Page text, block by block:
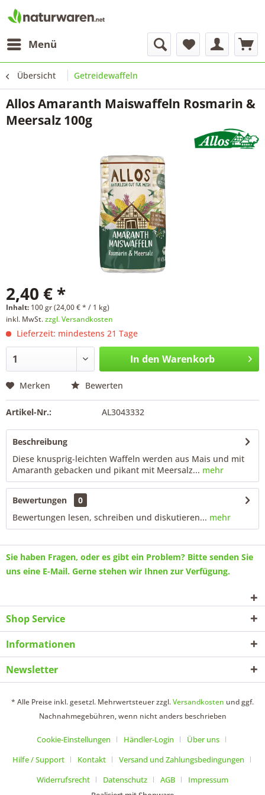
Menü
Übersicht Getreidewaffeln
Allos Amaranth Maiswaffeln Rosmarin &
Meersalz 100g
2,40 € *
Inhalt: 100 gr (24,00 € * / 1 kg)
inkl. MwSt.zzgl. Versandkosten
Lieferzeit: mindestens 21 Tage
In den Warenkorb
Merken Bewerten
Artikel-Nr.: AL3043332
Beschreibung
Diese knusprig-leichten Waffeln werden aus Mais und mit
Amaranth gebacken und pikant mit Meersalz... mehr
Bewertungen
0
Bewertungen lesen, schreiben und diskutieren... mehr
Sie haben Fragen, oder es gibt ein Problem? Bitte senden Sie
uns eine E-Mail. Gerne stehen wir Ihnen zur Verfügung.
Shop Service
Informationen
Newsletter
* Alle Preise inkl. gesetzl. Mehrwertsteuer zzgl.Versandkosten und ggf.
Nachnahmegebühren, wenn nicht anders beschrieben
Cookie-Einstellungen Händler-Login
Über uns
Hilfe / Support
Kontakt
Versand und Zahlungsbedingungen
Widerrufsrecht
Datenschutz AGB
Impressum